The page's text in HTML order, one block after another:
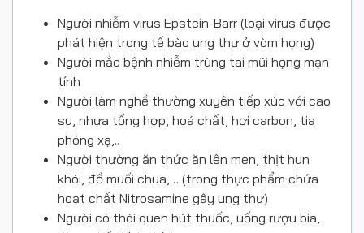
Người nhiễm virus Epstein-Barr (loại virus được
phát hiện trong tế bào ung thư ở vòm họng)
Người mắc bệnh nhiễm trùng tai mũi họng mạn
tính
Người làm nghề thường xuyên tiếp xúc với cao
su, nhựa tổng hợp, hoá chất, hơi carbon, tia
phóng xạ,..
Người thường ăn thức ăn lên men, thịt hun
khói, đồ muối chua,… (trong thực phẩm chứa
hoạt chất Nitrosamine gây ung thư)
Người có thói quen hút thuốc, uống rượu bia,